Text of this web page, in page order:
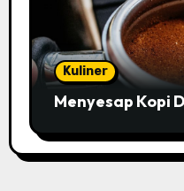
Kuliner
Menyesap Kopi